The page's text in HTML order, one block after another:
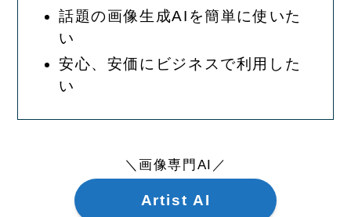
話題の画像生成AIを簡単に使いた
い
安心、安価にビジネスで利用した
い
＼画像専門AI／
Artist AI